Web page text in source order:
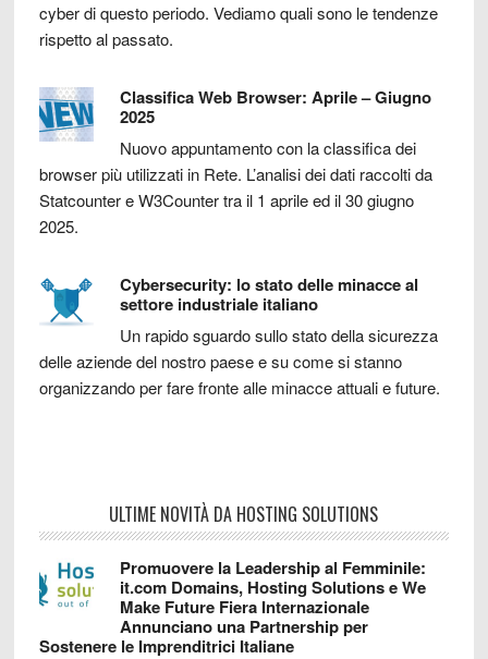
cyber di questo periodo. Vediamo quali sono le tendenze
rispetto al passato.
Classifica Web Browser: Aprile – Giugno
2025
Nuovo appuntamento con la classifica dei
browser più utilizzati in Rete. L’analisi dei dati raccolti da
Statcounter e W3Counter tra il 1 aprile ed il 30 giugno
2025.
Cybersecurity: lo stato delle minacce al
settore industriale italiano
Un rapido sguardo sullo stato della sicurezza
delle aziende del nostro paese e su come si stanno
organizzando per fare fronte alle minacce attuali e future.
ULTIME NOVITÀ DA HOSTING SOLUTIONS
Promuovere la Leadership al Femminile:
it.com Domains, Hosting Solutions e We
Make Future Fiera Internazionale
Annunciano una Partnership per
Sostenere le Imprenditrici Italiane